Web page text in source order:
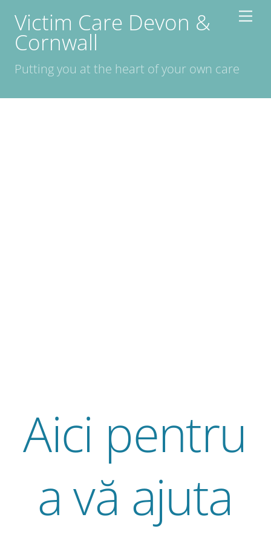
content
Victim Care Devon &
Cornwall
Putting you at the heart of your own care
Aici pentru
a vă ajuta